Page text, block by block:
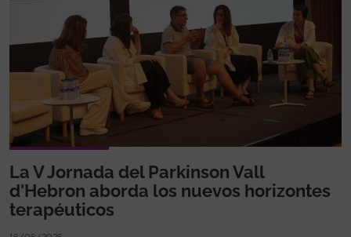
La V Jornada del Parkinson Vall
d'Hebron aborda los nuevos horizontes
terapéuticos